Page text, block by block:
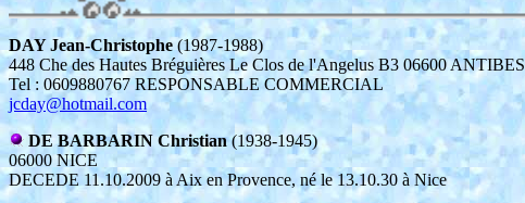
DAY Jean-Christophe (1987-1988)
448 Che des Hautes Bréguières Le Clos de l'Angelus B3 06600 ANTIBES
Tel : 0609880767 RESPONSABLE COMMERCIAL
jcday@hotmail.com
DE BARBARIN Christian(1938-1945)
06000 NICE
DECEDE 11.10.2009 à Aix en Provence, né le 13.10.30 à Nice